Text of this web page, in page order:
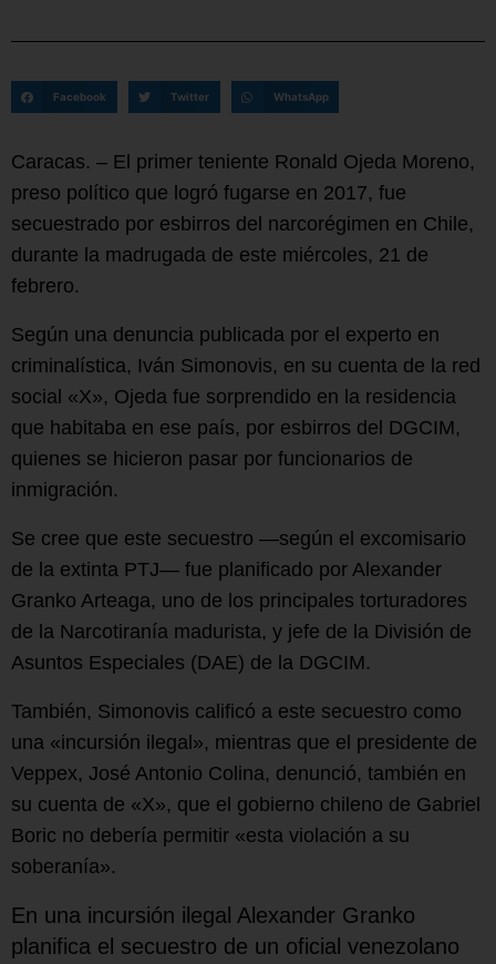
Facebook Twitter WhatsApp
Caracas. – El primer teniente Ronald Ojeda Moreno,
preso político que logró fugarse en 2017, fue
secuestrado por esbirros del narcorégimen en Chile,
durante la madrugada de este miércoles, 21 de
febrero.
Según una denuncia publicada por el experto en
criminalística, Iván Simonovis, en su cuenta de la red
social «X», Ojeda fue sorprendido en la residencia
que habitaba en ese país, por esbirros del DGCIM,
quienes se hicieron pasar por funcionarios de
inmigración.
Se cree que este secuestro —según el excomisario
de la extinta PTJ— fue planificado por Alexander
Granko Arteaga, uno de los principales torturadores
de la Narcotiranía madurista, y jefe de la División de
Asuntos Especiales (DAE) de la DGCIM.
También, Simonovis calificó a este secuestro como
una «incursión ilegal», mientras que el presidente de
Veppex, José Antonio Colina, denunció, también en
su cuenta de «X», que el gobierno chileno de Gabriel
Boric no debería permitir «esta violación a su
soberanía».
En una incursión ilegal Alexander Granko
planifica el secuestro de un oficial venezolano